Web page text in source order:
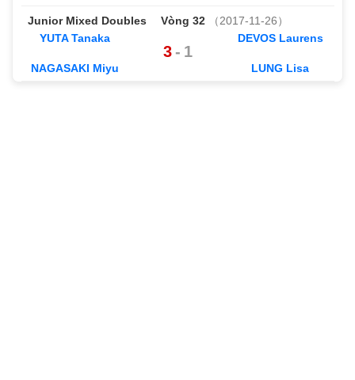
Junior Mixed Doubles Vòng 32
（2017-11-26）
YUTA Tanaka
NAGASAKI Miyu
3 - 1
DEVOS Laurens
LUNG Lisa